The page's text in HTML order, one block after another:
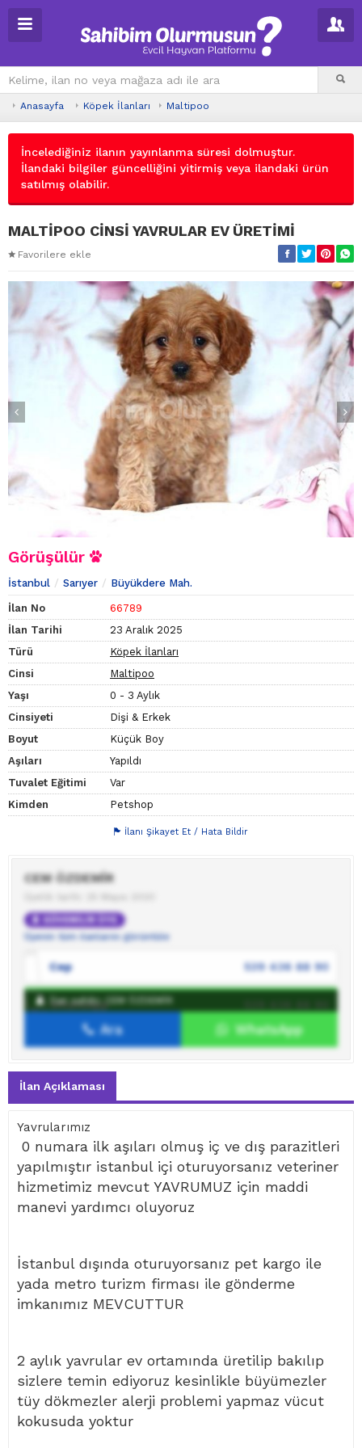
Anasayfa Köpek İlanları Maltipoo
İncelediğiniz ilanın yayınlanma süresi dolmuştur.
İlandaki bilgiler güncelliğini yitirmiş veya ilandaki ürün
satılmış olabilir.
MALTİPOO CİNSİ YAVRULAR EV ÜRETİMİ
Favorilere ekle
Görüşülür
İstanbul Sarıyer Büyükdere Mah.
İlan No
66789
İlan Tarihi
23 Aralık 2025
Türü
Köpek İlanları
Cinsi
Maltipoo
Yaşı
0 - 3 Aylık
Cinsiyeti
Dişi & Erkek
Boyut
Küçük Boy
Aşıları
Yapıldı
Tuvalet Eğitimi
Var
Kimden
Petshop
İlanı Şikayet Et / Hata Bildir
CEM ÖZDEMİR
Üyenin tüm ilanlarını görüntüle
Cep 539 436 88 90
WhatsApp
İlan sahibine mesaj gönder
İlan sahibi: CEM ÖZDEMİR
Ara WhatsApp
İlan Açıklaması
Yavrularımız
0 numara ilk aşıları olmuş iç ve dış parazitleri
yapılmıştır istanbul içi oturuyorsanız veteriner
hizmetimiz mevcut YAVRUMUZ için maddi
manevi yardımcı oluyoruz
İstanbul dışında oturuyorsanız pet kargo ile
yada metro turizm firması ile gönderme
imkanımız MEVCUTTUR
2 aylık yavrular ev ortamında üretilip bakılıp
sizlere temin ediyoruz kesinlikle büyümezler
tüy dökmezler alerji problemi yapmaz vücut
kokusuda yoktur